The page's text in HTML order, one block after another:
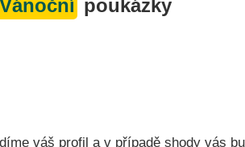
Vánoční poukázky
váš profil a v případě shody vás